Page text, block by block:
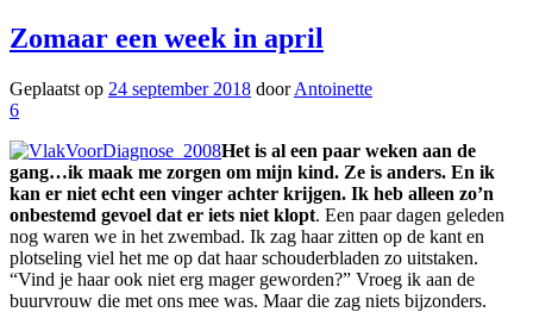
Zomaar een week in april
Geplaatst op 24 september 2018 doorAntoinette
6
Het is al een paar weken aan de
gang…ik maak me zorgen om mijn kind. Ze is anders. En ik
kan er niet echt een vinger achter krijgen. Ik heb alleen zo’n
onbestemd gevoel dat er iets niet klopt. Een paar dagen geleden
nog waren we in het zwembad. Ik zag haar zitten op de kant en
plotseling viel het me op dat haar schouderbladen zo uitstaken.
“Vind je haar ook niet erg mager geworden?” Vroeg ik aan de
buurvrouw die met ons mee was. Maar die zag niets bijzonders.